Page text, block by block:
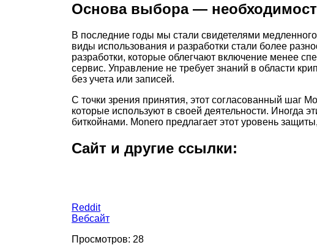
Основа выбора —
В последние годы мы стали свидетелями
виды использования и разработки стали более
разработки, которые облегчают включение менее
сервис. Управление не требует знаний в области
без учета или записей.
С точки зрения принятия, этот согласованный шаг
которые используют в своей деятельности. Иногда
биткойнами. Monero предлагает этот уровень
Сайт и другие ссылки:
Reddit
Вебсайт
Просмотров: 28